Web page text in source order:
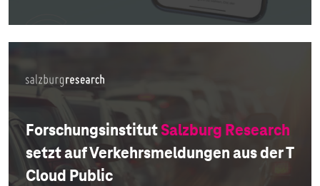
ForschungsinstitutSalzburg Research
setzt auf Verkehrsmeldungen aus der T
Cloud Public